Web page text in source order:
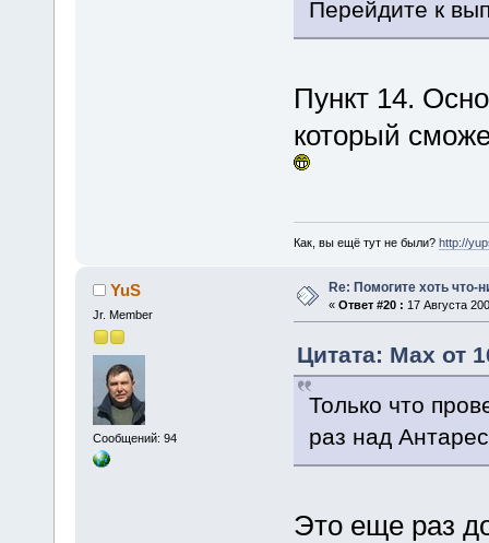
Перейдите к
Пункт 14.
который
Как, вы ещё тут не были? http://
YuS
Jr. Member
Сообщений: 94
Re: Помогите хоть что-
« Ответ #20 : 17 Августа
Цитата: Max от
Только что
раз над
Это еще раз